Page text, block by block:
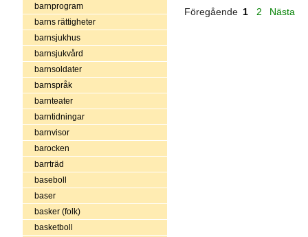
barnprogram
barns rättigheter
barnsjukhus
barnsjukvård
barnsoldater
barnspråk
barnteater
barntidningar
barnvisor
barocken
barrträd
baseboll
baser
basker (folk)
basketboll
Föregående 1 2 Nästa